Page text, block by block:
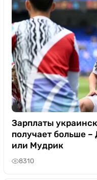
Зарплаты
получает больше
или Мудрик
8310